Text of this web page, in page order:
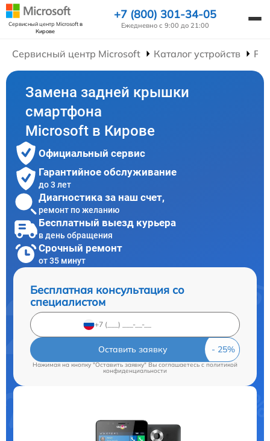
Сервисный центр Microsoftв
Кирове
+7 (800) 301-34-05
Ежедневно с 9:00 до 21:00
Сервисный центр Microsoft Каталог устройств
Замена задней крышки
смартфона
Microsoft в Кирове
Официальный сервис
Гарантийное обслуживание
до 3 лет
Диагностика за наш счет,
ремонт по желанию
Бесплатный выезд курьера
в день обращения
Срочный ремонт
от 35 минут
Бесплатная консультация со
специалистом
Оставить заявку
Нажимая на кнопку "Оставить заявку" Вы соглашаетесь cполитикой
конфиденциальности